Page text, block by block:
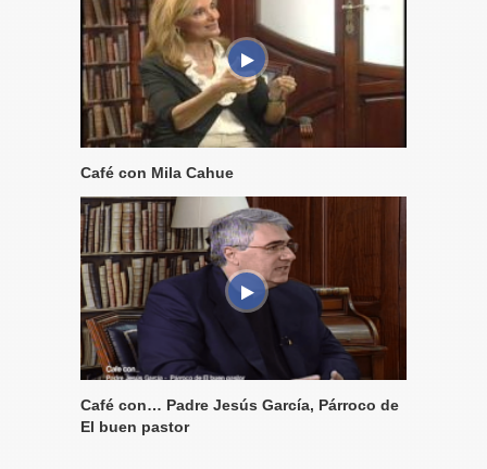
Café con Mila Cahue
Café con… Padre Jesús García, Párroco de
El buen pastor